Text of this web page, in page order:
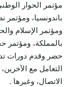
مؤتمر الحوار
باندونسيا،
ومؤتمر الإسلام
بالمملكة، ومؤتمر
حضر وقدم دورات
التعامل مع
الاتصال، وغيرها .